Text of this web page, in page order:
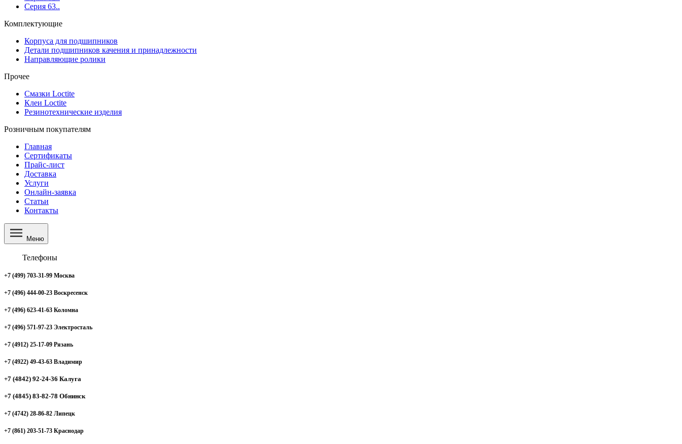
Серия 63..
Комплектующие
Корпуса для подшипников
Детали подшипников качения и принадлежности
Направляющие ролики
Прочее
Смазки Loctite
Клеи Loctite
Резинотехнические изделия
Розничным покупателям
Главная
Сертификаты
Прайс-лист
Доставка
Услуги
Онлайн-заявка
Статьи
Контакты
Меню
Телефоны
+7 (499) 703-31-99 Москва
+7 (496) 444-00-23 Воскресенск
+7 (496) 623-41-63 Коломна
+7 (496) 571-97-23 Электросталь
+7 (4912) 25-17-09 Рязань
+7 (4922) 49-43-63 Владимир
+7 (4842) 92-24-36 Калуга
+7 (4845) 83-82-78 Обнинск
+7 (4742) 28-86-82 Липецк
+7 (861) 203-51-73 Краснодар